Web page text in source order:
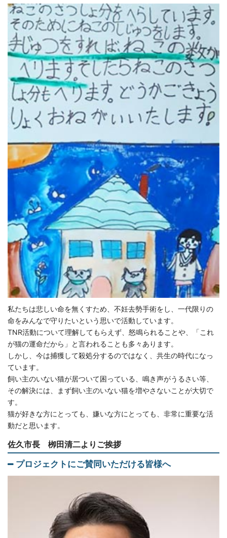
私たちは悲しい命を無くすため、不妊去勢手術をし、一代限りの
命をみんなで守りたいという思いで活動しています。
TNR活動について理解してもらえず、怒鳴られることや、「これ
が猫の運命だから」と言われることも多々あります。
しかし、今は捕獲して殺処分するのではなく、共生の時代になっ
ています。
飼い主のいない猫が居ついて困っている、鳴き声がうるさい等、
その解決には、まず飼い主のいない猫を増やさないことが大切で
す。
猫が好きな方にとっても、嫌いな方にとっても、非常に重要な活
動だと思います。
佐久市長 栁田清二よりご挨拶
プロジェクトにご賛同いただける皆様へ